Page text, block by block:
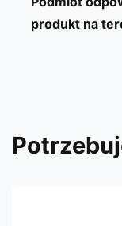
produkt na